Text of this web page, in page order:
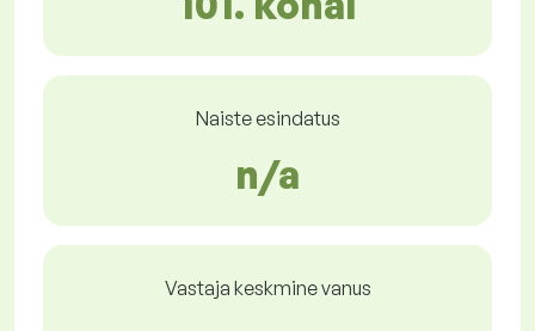
Naiste esindatus
n/a
Vastaja keskmine vanus